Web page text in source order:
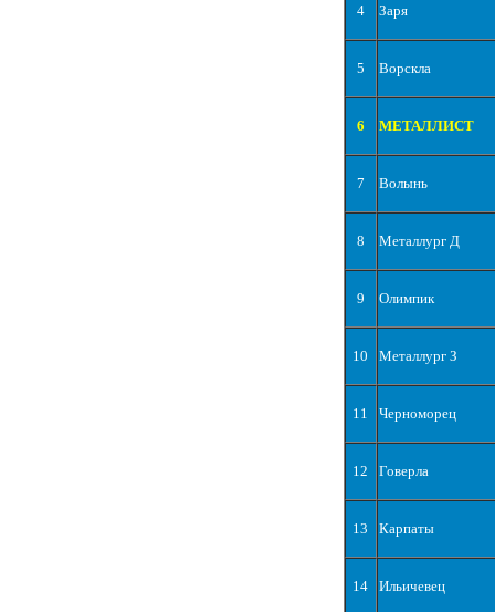
4 Заря
5 Ворскла
6 МЕТАЛЛИСТ
7 Волынь
8 Металлург Д
9 Олимпик
10 Металлург З
11 Черноморец
12 Говерла
13 Карпаты
14 Ильичевец